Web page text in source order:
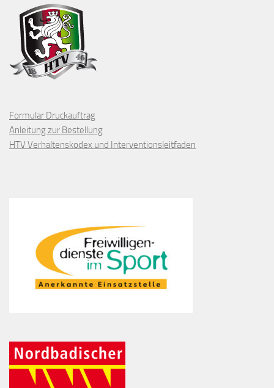
Formular Druckauftrag
Anleitung zur Bestellung
HTV Verhaltenskodex und Interventionsleitfaden